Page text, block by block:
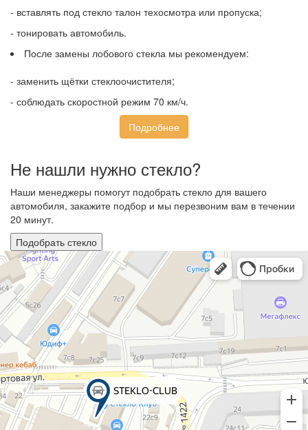
- вставлять под стекло талон техосмотра или пропуска;
- тонировать автомобиль.
После замены лобового стекла мы рекомендуем:
- заменить щётки стеклоочистителя;
- соблюдать скоростной режим 70 км/ч.
Подробнее
Не нашли нужно стекло?
Наши менеджеры помогут подобрать стекло для вашего
автомобиля, закажите подбор и мы перезвоним вам в течении
20 минут.
Подобрать стекло